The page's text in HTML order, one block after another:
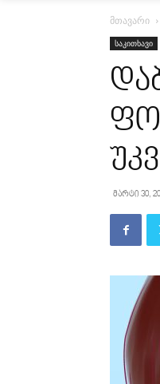
მთავარი
საკითხავი
მარტი 30,